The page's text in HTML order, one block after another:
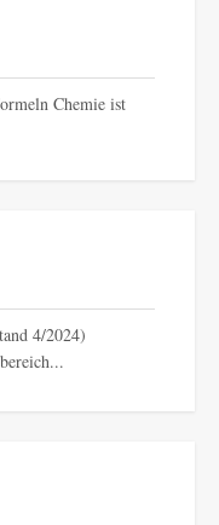
Chemie ist
4/2024)